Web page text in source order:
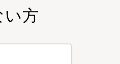
い方